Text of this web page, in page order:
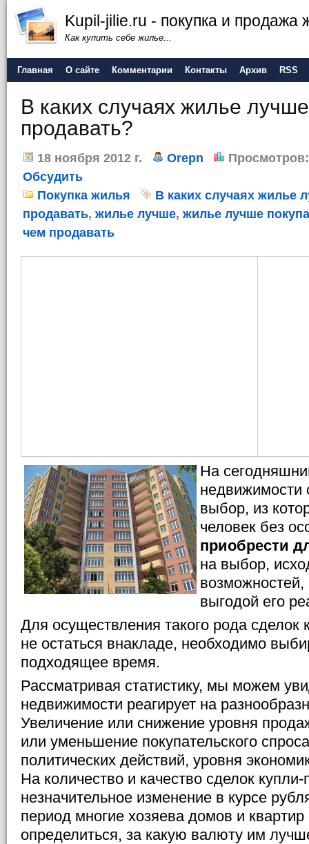
Kupil-jilie.ru - покупка и продажа
Как купить себе жилье...
Главная О сайте Комментарии Контакты Архив RSS
В каких случаях жилье
продавать?
18 ноября 2012 г. Orepn
Просмотров:
Обсудить
Покупка жилья
В каких случаях жилье
продавать, жилье лучше, жилье лучше
чем продавать
На
недвижимости
выбор, из
человек без
приобрести
на выбор,
выгодой его
Для осуществления такого рода сделок
не остаться внакладе, необходимо
подходящее время.
Рассматривая статистику, мы можем
недвижимости реагирует на
Увеличение или снижение уровня
или уменьшение покупательского
политических действий, уровня
На количество и качество сделок
незначительное изменение в курсе
период многие хозяева домов и квартир
определиться, за какую валюту им